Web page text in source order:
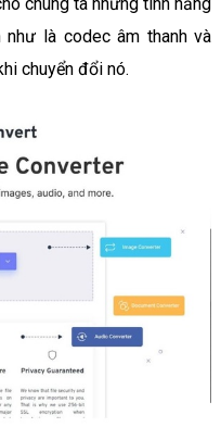
là codec âm thanh và
chuyển đổi nó.